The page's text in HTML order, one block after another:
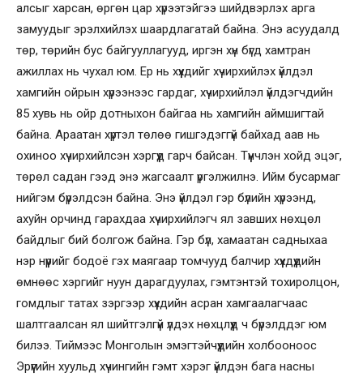
алсыг харсан, өргөн цар хүрээтэйгээ шийдвэрлэх арга
замуудыг эрэлхийлэх шаардлагатай байна. Энэ асуудалд
төр, төрийн бус байгууллагууд, иргэн хүн бүгд хамтран
ажиллах нь чухал юм. Ер нь хүүхдийг хүчирхийлэх үйлдэл
хамгийн ойрын хүрээнээс гардаг, хүчирхийлэл үйлдэгчдийн
85 хувь нь ойр дотныхон байгаа нь хамгийн аймшигтай
байна. Араатан хүртэл төлөө гишгэдэггүй байхад аав нь
охиноо хүчирхийлсэн хэргүүд гарч байсан. Түүнчлэн хойд эцэг,
төрөл садан гээд энэ жагсаалт үргэлжилнэ. Ийм бусармаг
нийгэм бүрэлдсэн байна. Энэ үйлдэл гэр бүлийн хүрээнд,
ахуйн орчинд гарахдаа хүчирхийлэгч ял завших нөхцөл
байдлыг бий болгож байна. Гэр бүл, хамаатан садныхаа
нэр нүүрийг бодоё гэх маягаар томчууд балчир хүүхдүүдийн
өмнөөс хэргийг нуун дарагдуулах, гэмтэнтэй тохиролцон,
гомдлыг татах зэргээр хүүхдийн асран хамгаалагчаас
шалтгаалсан ял шийтгэлгүй үлдэх нөхцлүүд ч бүрэлддэг юм
билээ. Тиймээс Монголын эмэгтэйчүүдийн холбооноос
Эрүүгийн хуульд хүчингийн гэмт хэрэг үйлдэн бага насны